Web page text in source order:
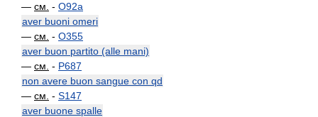
— см. - O92a
aver buoni omeri
— см. - O355
aver buon partito (alle mani)
— см. - P687
non avere buon sangue con qd
— см. - S147
aver buone spalle